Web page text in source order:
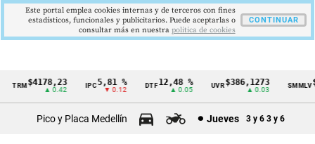
Cintillo
TRM$4178,23
▲ 0.42
5,81 %
▼ 0.12
DTF12,48 %
▲ 0.05
UVR$386,1273
▲ 0.03
SMMLV
Pico y Placa Medellín Jueves 3 y 6 3 y 6
Este portal emplea cookies internas y de terceros con fines
estadísticos, funcionales y publicitarios. Puede aceptarlas o
consultar más en nuestra politica de cookies
CONTINUAR